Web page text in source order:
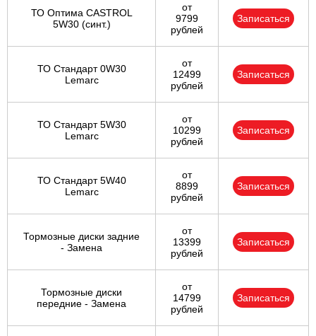
ТО Оптима CASTROL
5W30 (синт.)
от
9799
рублей
Записаться
ТО Стандарт 0W30
Lemarc
от
12499
рублей
Записаться
ТО Стандарт 5W30
Lemarc
от
10299
рублей
Записаться
ТО Стандарт 5W40
Lemarc
от
8899
рублей
Записаться
Тормозные диски задние
- Замена
от
13399
рублей
Записаться
Тормозные диски
передние - Замена
от
14799
рублей
Записаться